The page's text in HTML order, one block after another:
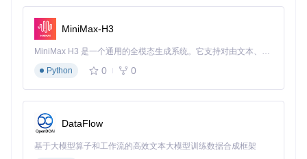
专家捷径：命令行高效操作指南
对于熟悉命令行的高级用户，7-Zip-zstd提供了丰富的参数选
⚠️ 参数说明：-m0指定Zstd算法，-mx=3设置中等压缩级别，-
MiniMax-H3
MiniMax H3 是一个通用的全模态生成系统。它支持对由文本、图像、视频和音频组成的多模态上下文进行统一理解，并能生成分辨率高达 2K、时长可达 15 秒的带原生立体声音频的视频。得益于面向任务泛化的系统设计，H3 在预训练阶段就已具备广泛的多模态上下文理解与生成能力，能够出色地执行复杂的多模态指令。
Python
0 0
DataFlow
基于大模型算子和工作流的高效文本大模型训练数据合成框架